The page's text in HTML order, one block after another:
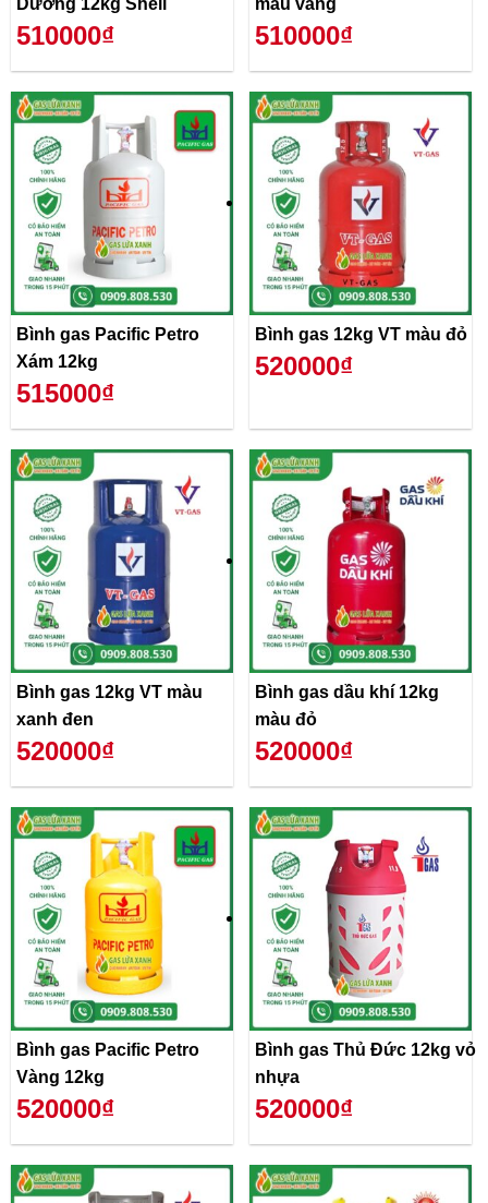
510000₫ 510000₫
Bình gas Pacific Petro
Xám 12kg
515000₫
Bình gas 12kg VT màu đỏ
520000₫
Bình gas 12kg VT màu
xanh đen
520000₫
Bình gas dầu khí 12kg
màu đỏ
520000₫
Bình gas Pacific Petro
Vàng 12kg
520000₫
Bình gas Thủ Đức 12kg vỏ
nhựa
520000₫